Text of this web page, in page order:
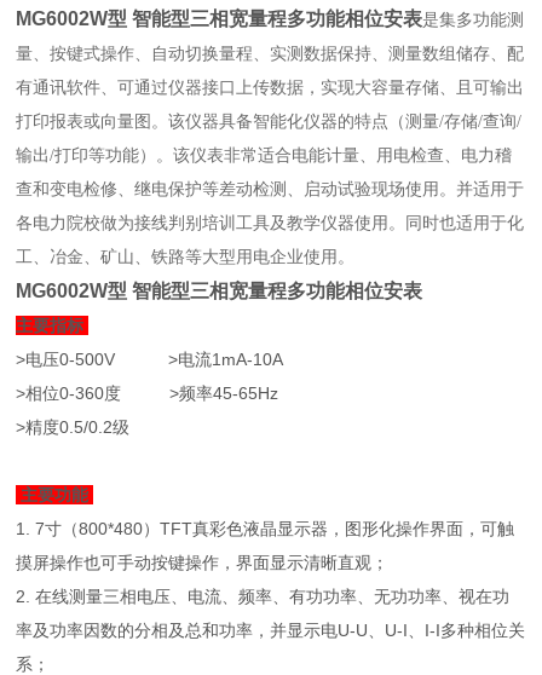
MG6002W型 智能型三相宽量程多功能相位安表是集多功能测
量、按键式操作、自动切换量程、实测数据保持、测量数组储存、配
有通讯软件、可通过仪器接口上传数据，实现大容量存储、且可输出
打印报表或向量图。该仪器具备智能化仪器的特点（测量/存储/查询/
输出/打印等功能）。该仪表非常适合电能计量、用电检查、电力稽
查和变电检修、继电保护等差动检测、启动试验现场使用。并适用于
各电力院校做为接线判别培训工具及教学仪器使用。同时也适用于化
工、冶金、矿山、铁路等大型用电企业使用。
MG6002W型 智能型三相宽量程多功能相位安表
主要指标
>电压0-500V >电流1mA-10A
>相位0-360度 >频率45-65Hz
>精度0.5/0.2级
主要功能
1. 7寸（800*480）TFT真彩色液晶显示器，图形化操作界面，可触
摸屏操作也可手动按键操作，界面显示清晰直观；
2. 在线测量三相电压、电流、频率、有功功率、无功功率、视在功
率及功率因数的分相及总和功率，并显示电U-U、U-I、I-I多种相位关
系；